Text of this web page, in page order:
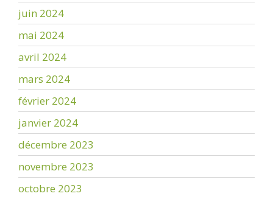
juin 2024
mai 2024
avril 2024
mars 2024
février 2024
janvier 2024
décembre 2023
novembre 2023
octobre 2023